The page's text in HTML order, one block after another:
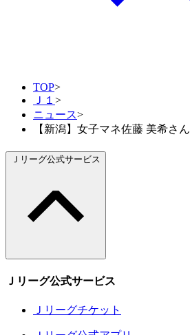
TOP>
Ｊ１ >
ニュース>
【新潟】女子マネ佐藤 美希さ
Ｊリーグ公式サービス
Ｊリーグ公式サービス
Ｊリーグチケット